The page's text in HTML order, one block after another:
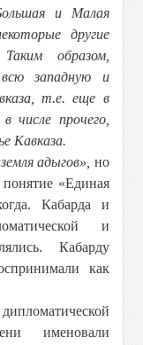
и Малая
другие
образом,
западную и
т.е. еще в
числе прочего,
Кавказа.
адыгов», но
«Единая
Кабарда и
и
Кабарду
как
именовали